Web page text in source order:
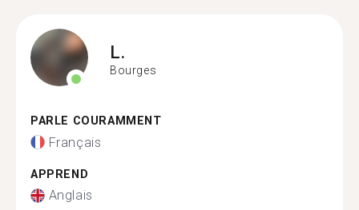
L.
Bourges
PARLE COURAMMENT
Français
APPREND
Anglais